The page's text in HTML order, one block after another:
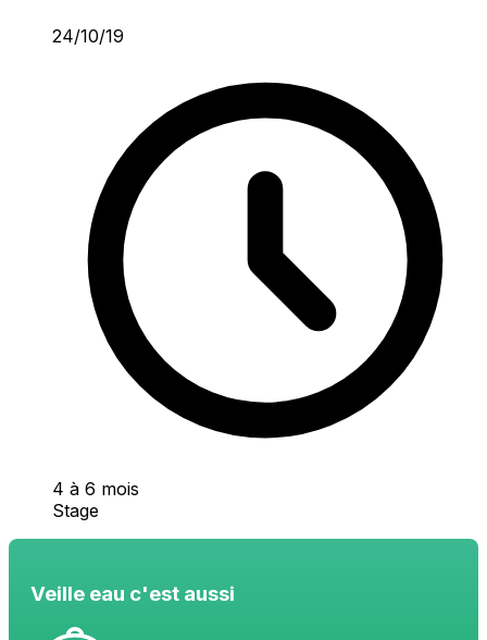
24/10/19
4 à 6 mois
Stage
Veille eau c'est aussi